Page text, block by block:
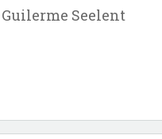
Guilerme Seelent